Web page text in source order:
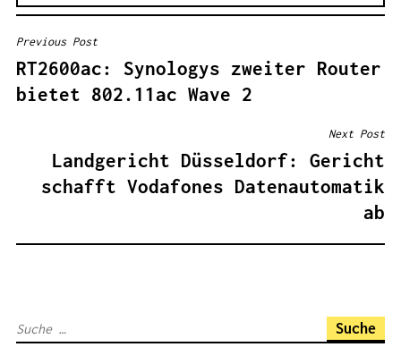
B
E
I
I
Previous Post
RT2600ac: Synologys zweiter Router
bietet 802.11ac Wave 2
Next Post
Landgericht Düsseldorf: Gericht
schafft Vodafones Datenautomatik
ab
S